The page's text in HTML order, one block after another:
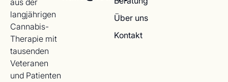
langjährigen
Cannabis-
Therapie mit
tausenden
Veteranen
und Patienten
Über uns
Kontakt